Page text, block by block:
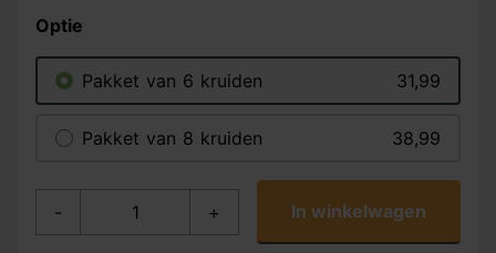
Optie
Pakket van 6 kruiden 31,99
Pakket van 8 kruiden 38,99
- + In winkelwagen